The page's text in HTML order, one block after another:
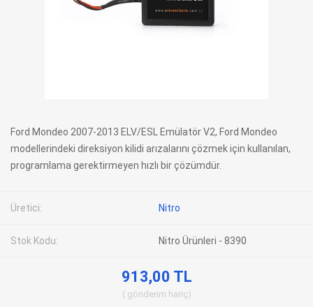
Ford Mondeo 2007-2013 ELV/ESL Emülatör V2, Ford Mondeo
modellerindeki direksiyon kilidi arızalarını çözmek için kullanılan,
programlama gerektirmeyen hızlı bir çözümdür.
Üretici: Nitro
Stok Kodu: Nitro Ürünleri - 8390
913,00 TL
gönderim hariç